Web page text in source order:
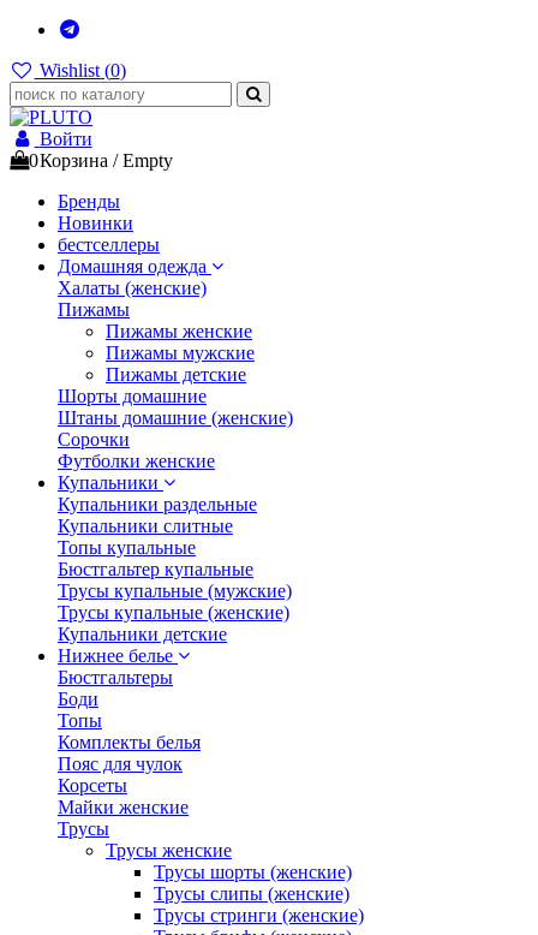
Wishlist (0)
Войти
0Корзина /Empty
Бренды
Новинки
бестселлеры
Домашняя одежда
Халаты (женские)
Пижамы
Пижамы женские
Пижамы мужские
Пижамы детские
Шорты домашние
Штаны домашние (женские)
Сорочки
Футболки женские
Купальники
Купальники раздельные
Купальники слитные
Топы купальные
Бюстгальтер купальные
Трусы купальные (мужские)
Трусы купальные (женские)
Купальники детские
Нижнее белье
Бюстгальтеры
Боди
Топы
Комплекты белья
Пояс для чулок
Корсеты
Майки женские
Трусы
Трусы женские
Трусы шорты (женские)
Трусы слипы (женские)
Трусы стринги (женские)